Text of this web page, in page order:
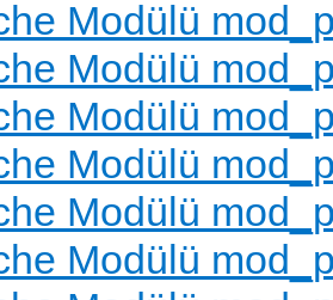
Modülü
Modülü
Modülü
Modülü
Modülü
Modülü